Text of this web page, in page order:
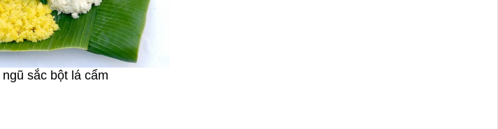
sắc bột lá cẩm